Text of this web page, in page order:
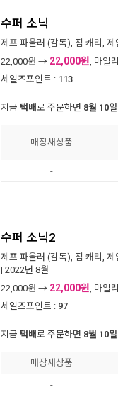
수퍼 소닉
제프 파울러 (감독), 짐 캐리 , 제
22,000원 → 22,000원, 마일
세일즈포인트 : 113
지금 택배로 주문하면 8월 10
매장새상품
-
수퍼 소닉2
제프 파울러 (감독), 짐 캐리 , 제
| 2022년 8월
22,000원 → 22,000원, 마일
세일즈포인트 : 97
지금 택배로 주문하면 8월 10
매장새상품
-